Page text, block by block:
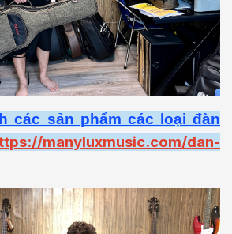
các sản phẩm các loại đàn
manyluxmusic.com/dan-